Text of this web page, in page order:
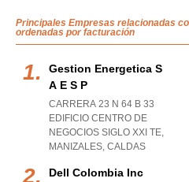
Principales Empresas relacionadas
ordenadas por facturación
Gestion Energetica S
A E S P
CARRERA 23 N 64 B 33
EDIFICIO CENTRO DE
NEGOCIOS SIGLO XXI TE,
MANIZALES, CALDAS
Dell Colombia Inc